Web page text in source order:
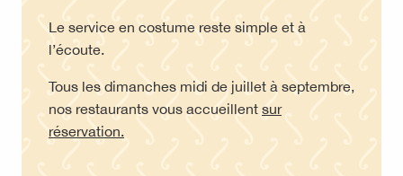
Le service en costume reste simple et à
l’écoute.
Tous les dimanches midi de juillet à septembre,
nos restaurants vous accueillent sur
réservation.